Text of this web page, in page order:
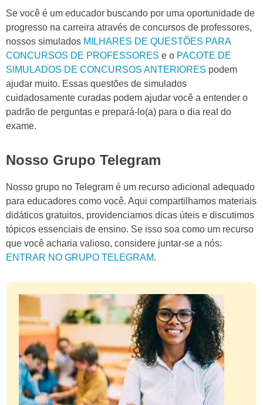
Se você é um educador buscando por uma oportunidade de
progresso na carreira através de concursos de professores,
nossos simulados MILHARES DE QUESTÕES PARA
CONCURSOS DE PROFESSORES e o PACOTE DE
SIMULADOS DE CONCURSOS ANTERIORES podem
ajudar muito. Essas questões de simulados
cuidadosamente curadas podem ajudar você a entender o
padrão de perguntas e prepará-lo(a) para o dia real do
exame.
Nosso Grupo Telegram
Nosso grupo no Telegram é um recurso adicional adequado
para educadores como você. Aqui compartilhamos materiais
didáticos gratuitos, providenciamos dicas úteis e discutimos
tópicos essenciais de ensino. Se isso soa como um recurso
que você acharia valioso, considere juntar-se a nós:
ENTRAR NO GRUPO TELEGRAM.